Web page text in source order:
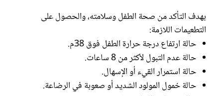
بهدف التأكد من صحة الطفل وسلامته، والحصول على
التطعيمات اللازمة:
حالة ارتفاع درجة حرارة الطفل فوق 38م.
حالة عدم التبول لأكثر من 8 ساعات.
حالة استمرار القيء أو الإسهال.
حالة خمول المولود الشديد أو صعوبة في الرضاعة.